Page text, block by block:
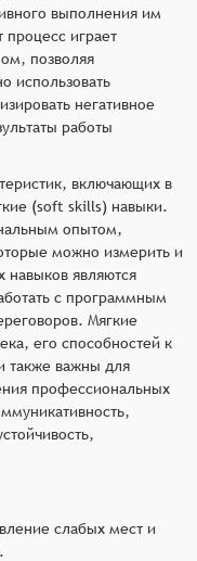
выполнения им
процесс играет
позволяя
использовать
негативное
работы
включающих в
(soft skills) навыки.
опытом,
можно измерить и
навыков являются
с программным
Мягкие
его способностей к
также важны для
профессиональных
слабых мест и